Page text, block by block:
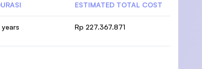
ESTIMATED TOTAL COST
years Rp 227.367.871